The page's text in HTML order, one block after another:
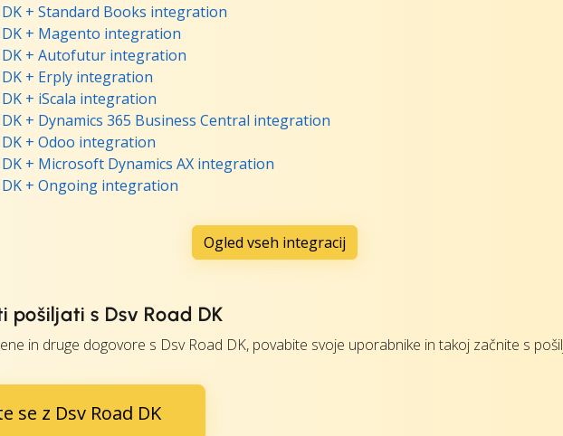
DK + Standard Books integration
DK + Magento integration
DK + Autofutur integration
DK + Erply integration
+ iScala integration
DK + Dynamics 365 Business Central integration
DK + Odoo integration
DK + Microsoft Dynamics AX integration
DK + Ongoing integration
Ogled vseh integracij
pošiljati s Dsv Road DK
in druge dogovore s Dsv Road DK, povabite svoje uporabnike in takoj začnite s
se z Dsv Road DK